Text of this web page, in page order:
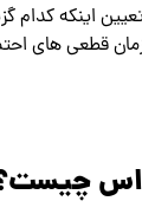
اینکه کدام
قطعی های
اس